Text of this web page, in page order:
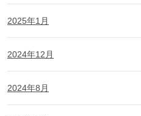
2025年1月
2024年12月
2024年8月